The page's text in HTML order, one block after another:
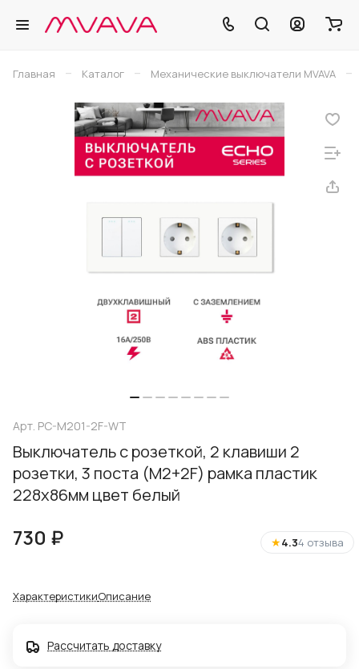
Главная – Каталог – Механические выключатели MVAVA –
Арт. PC-M201-2F-WT
Выключатель с розеткой, 2 клавиши 2
розетки, 3 поста (M2+2F) рамка пластик
228х86мм цвет белый
730 ₽ ★4.34 отзыва
ХарактеристикиОписание
Рассчитать доставку